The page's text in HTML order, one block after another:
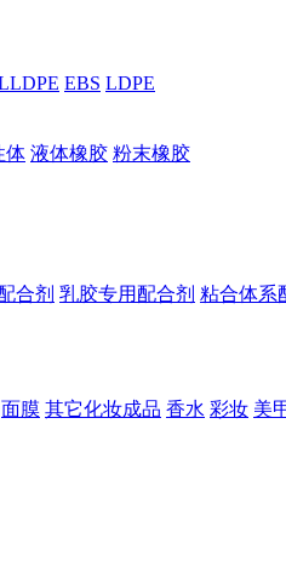
EBS LDPE
体 液体橡胶 粉末橡胶
合剂 乳胶专用配合剂 粘合体系
面膜 其它化妆成品 香水 彩妆 美